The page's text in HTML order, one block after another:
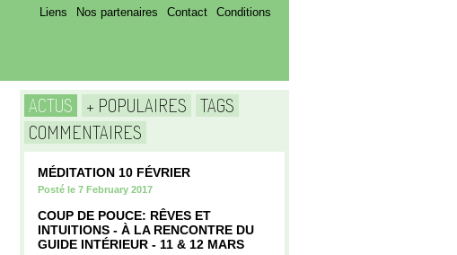
Liens Nos partenaires Contact Conditions
ACTUS + POPULAIRES
TAGS
COMMENTAIRES
MÉDITATION 10 FÉVRIER
Posté le 7 February 2017
COUP DE POUCE: RÊVES ET
INTUITIONS - À LA RENCONTRE DU
GUIDE INTÉRIEUR - 11 & 12 MARS